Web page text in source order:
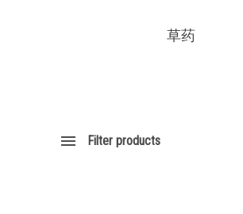
草药
Filter products